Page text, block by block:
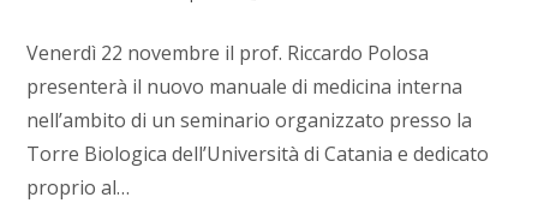
Venerdì 22 novembre il prof. Riccardo Polosa
presenterà il nuovo manuale di medicina interna
nell’ambito di un seminario organizzato presso la
Torre Biologica dell’Università di Catania e dedicato
proprio al…